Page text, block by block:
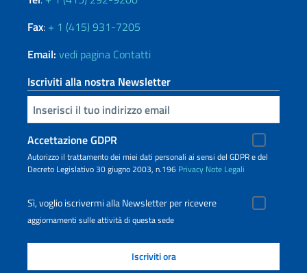
Fax: + 1 (415) 931-7205
Email: vedi pagina Contatti
Iscriviti alla nostra Newsletter
Inserisci la tua email
Accettazione GDPR
Autorizzo il trattamento dei miei dati personali ai sensi del GDPR e del
Decreto Legislativo 30 giugno 2003, n.196 Privacy Note Legali
Sì, voglio iscrivermi alla Newsletter per ricevere
aggiornamenti sulle attività di questa sede